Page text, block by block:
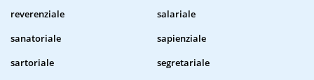
reverenziale
salariale
sanatoriale
sapienziale
sartoriale
segretariale